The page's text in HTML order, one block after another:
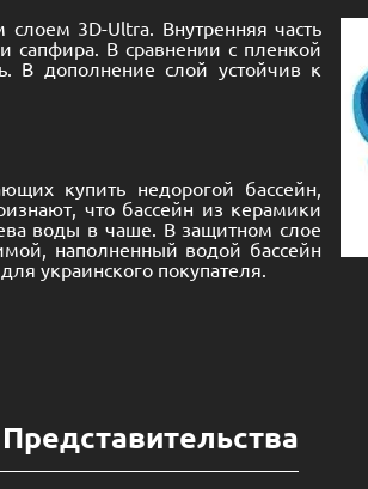
слоем 3D-Ultra. Внутренняя часть
сапфира. В сравнении с пленкой
В дополнение слой устойчив к
купить недорогой бассейн,
что бассейн из керамики
воды в чаше. В защитном слое
наполненный водой бассейн
украинского покупателя.
Представительства